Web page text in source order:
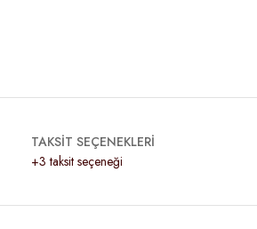
TAKSİT SEÇENEKLERİ
+3 taksit seçeneği